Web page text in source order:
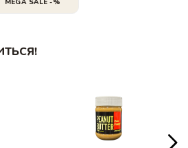
MEGA SALE -%